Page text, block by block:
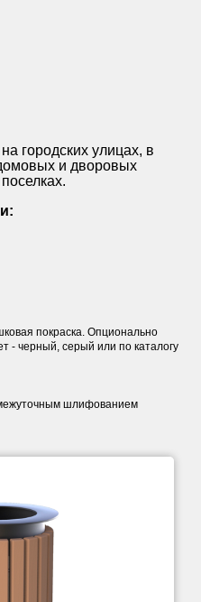
городских улицах, в
и дворовых
покраска. Опционально
- черный, серый или по каталогу
шлифованием